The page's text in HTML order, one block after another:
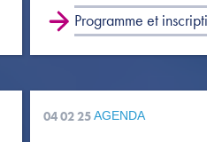
Programme et
04 02 25AGENDA